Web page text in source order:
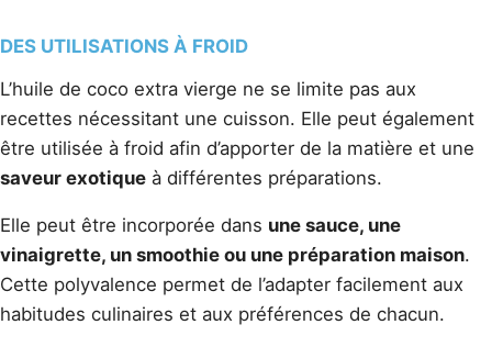
DES UTILISATIONS À FROID
L’huile de coco extra vierge ne se limite pas aux
recettes nécessitant une cuisson. Elle peut également
être utilisée à froid afin d’apporter de la matière et une
saveur exotique à différentes préparations.
Elle peut être incorporée dans une sauce, une
vinaigrette, un smoothie ou une préparation maison.
Cette polyvalence permet de l’adapter facilement aux
habitudes culinaires et aux préférences de chacun.